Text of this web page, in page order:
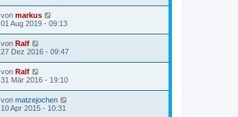
von markus
01 Aug 2019 - 09:13
von Ralf
27 Dez 2016 - 09:47
von Ralf
31 Mär 2016 - 19:10
von matzejochen
10 Apr 2015 - 10:31